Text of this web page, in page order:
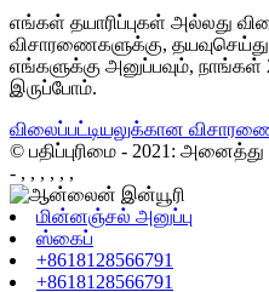
எங்கள் தயாரிப்புகள் அல்லது
விசாரணைகளுக்கு,
எங்களுக்கு அனுப்பவும், நாங்கள்
இருப்போம்.
விலைப்பட்டியலுக்கான
© பதிப்புரிமை - 2021:
- , , , , , ,
மின்னஞ்சல் அனுப்பு
ஸ்கைப்
+8618128566791
+8618128566791